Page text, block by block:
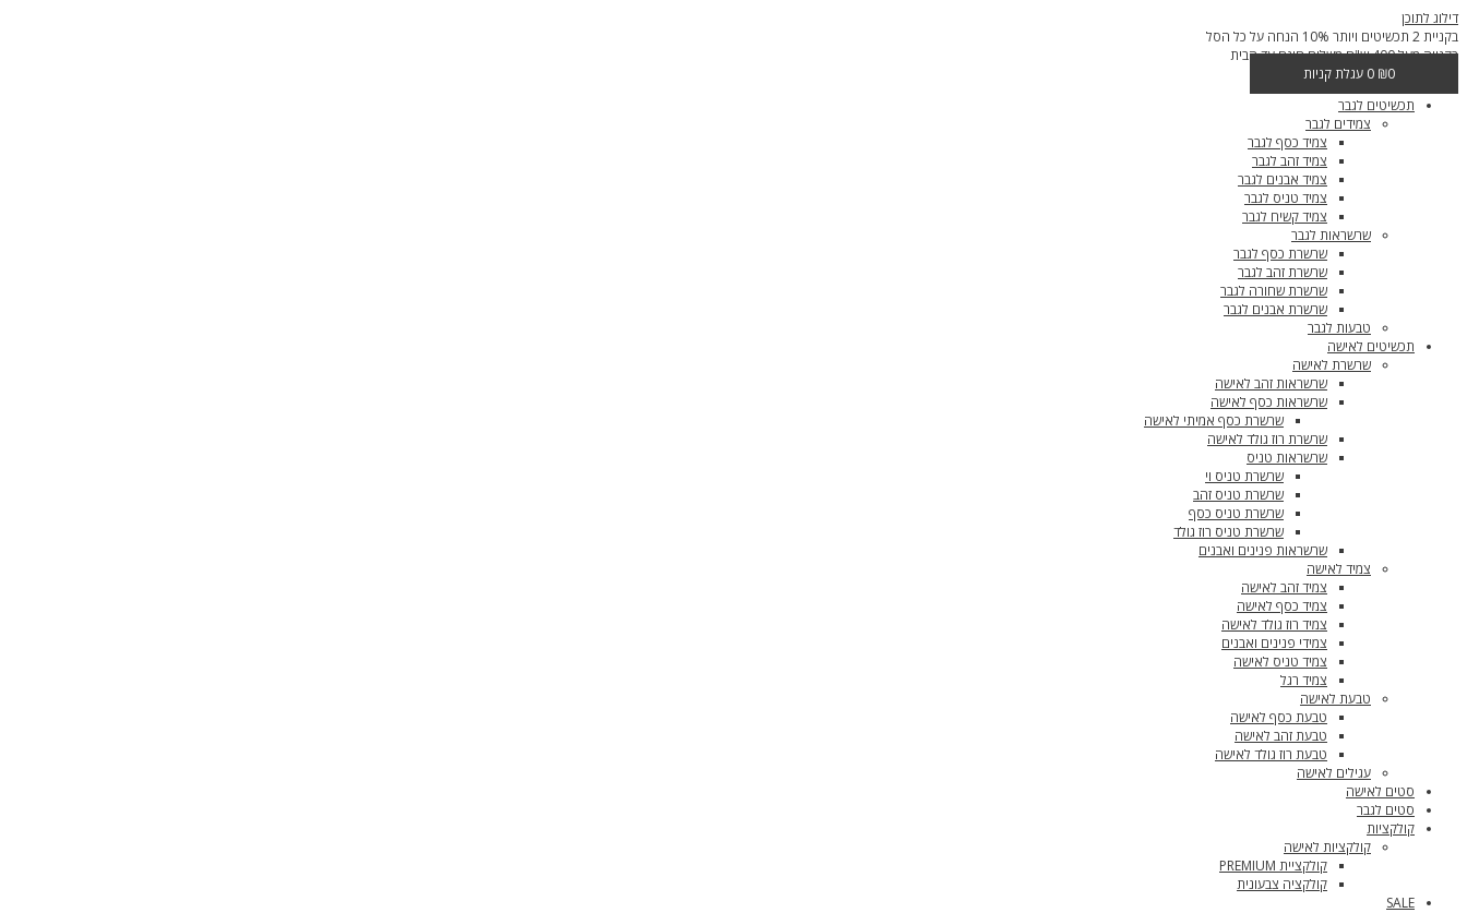
דילוג לתוכן
בקניית 2 תכשיטים ויותר 10% הנחה על כל הסל
בקנייה מעל 400 ש"ח משלוח חינם עד הבית
₪0
0 עגלת קניות
תכשיטים לגבר
צמידים לגבר
צמיד כסף לגבר
צמיד זהב לגבר
צמיד אבנים לגבר
צמיד טניס לגבר
צמיד קשיח לגבר
שרשראות לגבר
שרשרת כסף לגבר
שרשרת זהב לגבר
שרשרת שחורה לגבר
שרשרת אבנים לגבר
טבעות לגבר
תכשיטים לאישה
שרשרת לאישה
שרשראות זהב לאישה
שרשראות כסף לאישה
שרשרת כסף אמיתי לאישה
שרשרת רוז גולד לאישה
שרשראות טניס
שרשרת טניס וי
שרשרת טניס זהב
שרשרת טניס כסף
שרשרת טניס רוז גולד
שרשראות פנינים ואבנים
צמיד לאישה
צמיד זהב לאישה
צמיד כסף לאישה
צמיד רוז גולד לאישה
צמידי פנינים ואבנים
צמיד טניס לאישה
צמיד רגל
טבעת לאישה
טבעת כסף לאישה
טבעת זהב לאישה
טבעת רוז גולד לאישה
עגילים לאישה
סטים לאישה
סטים לגבר
קולקציות
קולקציות לאישה
קולקציית PREMIUM
קולקציה צבעונית
SALE